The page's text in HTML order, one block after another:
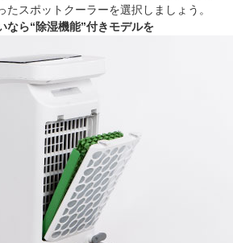
スポットクーラーを選択しましょう。
なら“除湿機能”付きモデルを